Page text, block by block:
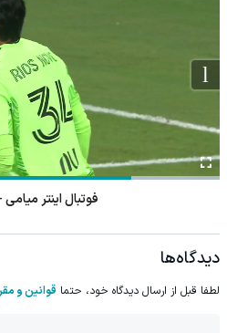
فوتبال اینتر
دیدگاه‌ها
لطفا قبل از ارسال دیدگاه خود، حتما قوانین و